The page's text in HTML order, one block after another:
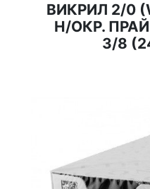
ВИКРИЛ 2/0
Н/ОКР.
3/8